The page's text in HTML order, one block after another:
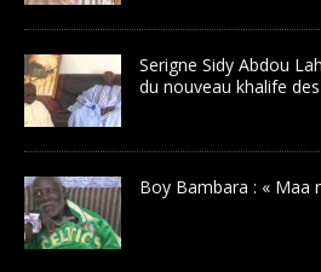
Serigne Sidy Abdou
du nouveau khalife
Boy Bambara : « Maa